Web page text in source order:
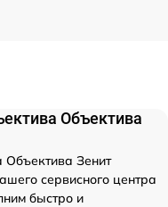
Объектива
Объектива Зенит
сервисного центра
быстро и